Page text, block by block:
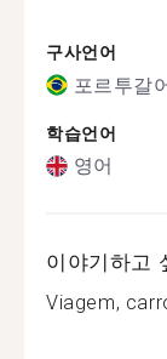
구사언어
포르투갈
학습언어
영어
이야기하고
Viagem,